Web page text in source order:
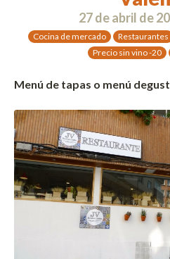
27 de abril de
Cocina de mercado Restaurantes
Precio sin vino -20
Menú de tapas o menú